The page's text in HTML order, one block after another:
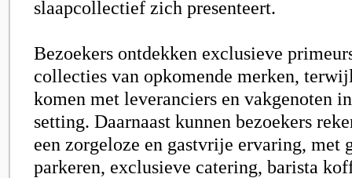
slaapcollectief zich presenteert.
Bezoekers ontdekken exclusieve
collecties van opkomende merken,
komen met leveranciers en vakgenoten
setting. Daarnaast kunnen bezoekers
een zorgeloze en gastvrije ervaring, met
parkeren, exclusieve catering, barista